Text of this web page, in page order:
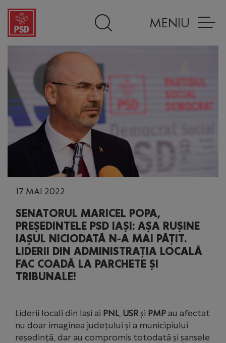
MENIU
17 MAI 2022
SENATORUL MARICEL POPA,
PREȘEDINTELE PSD IAȘI: AȘA RUȘINE
IAȘUL NICIODATĂ N-A MAI PĂȚIT.
LIDERII DIN ADMINISTRAȚIA LOCALĂ
FAC COADĂ LA PARCHETE ȘI
TRIBUNALE!
Liderii locali din Iași ai PNL, USRși PMP au afectat
nu doar imaginea județului și a municipiului
reședință, dar au compromis totodată și șansele